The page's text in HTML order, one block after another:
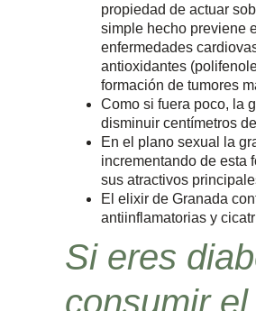
propiedad de actuar
simple hecho previene
enfermedades
antioxidantes
formación de tumores
Como si fuera poco, la
disminuir centímetros
En el plano sexual la
incrementando de esta
sus atractivos
El elixir de Granada
antiinflamatorias y
Si eres
consumir